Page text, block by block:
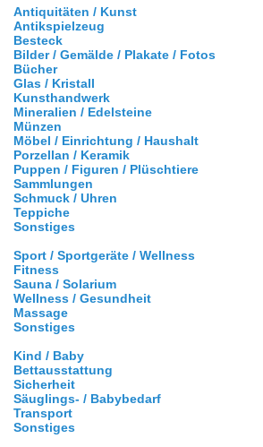
Antiquitäten / Kunst
Antikspielzeug
Besteck
Bilder / Gemälde / Plakate / Fotos
Bücher
Glas / Kristall
Kunsthandwerk
Mineralien / Edelsteine
Münzen
Möbel / Einrichtung / Haushalt
Porzellan / Keramik
Puppen / Figuren / Plüschtiere
Sammlungen
Schmuck / Uhren
Teppiche
Sonstiges
Sport / Sportgeräte / Wellness
Fitness
Sauna / Solarium
Wellness / Gesundheit
Massage
Sonstiges
Kind / Baby
Bettausstattung
Sicherheit
Säuglings- / Babybedarf
Transport
Sonstiges